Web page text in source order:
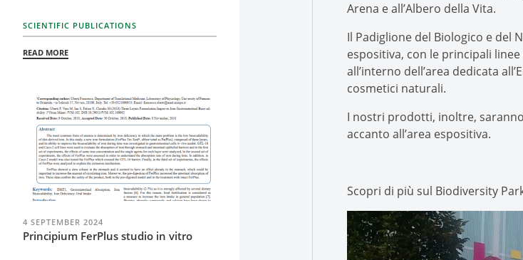
Arena e all’Albero della Vita.
Il Padiglione del Biologico e del
espositiva, con le principali
all’interno dell’area dedicata
cosmetici naturali.
I nostri prodotti, inoltre,
accanto all’area espositiva.
Scopri di più sul Biodiversity
SCIENTIFIC PUBLICATIONS
READ MORE
4 SEPTEMBER 2024
Principium FerPlus studio in vitro